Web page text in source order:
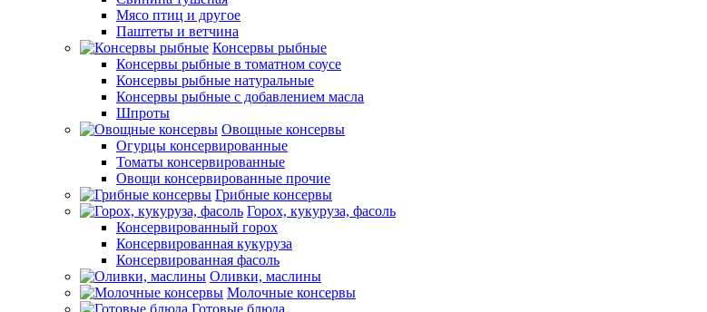
Мясо птиц и другое
Паштеты и ветчина
Консервы рыбные
Консервы рыбные в томатном соусе
Консервы рыбные натуральные
Консервы рыбные с добавлением масла
Шпроты
Овощные консервы
Огурцы консервированные
Томаты консервированные
Овощи консервированные прочие
Грибные консервы
Горох, кукуруза, фасоль
Консервированный горох
Консервированная кукуруза
Консервированная фасоль
Оливки, маслины
Молочные консервы
Готовые блюда